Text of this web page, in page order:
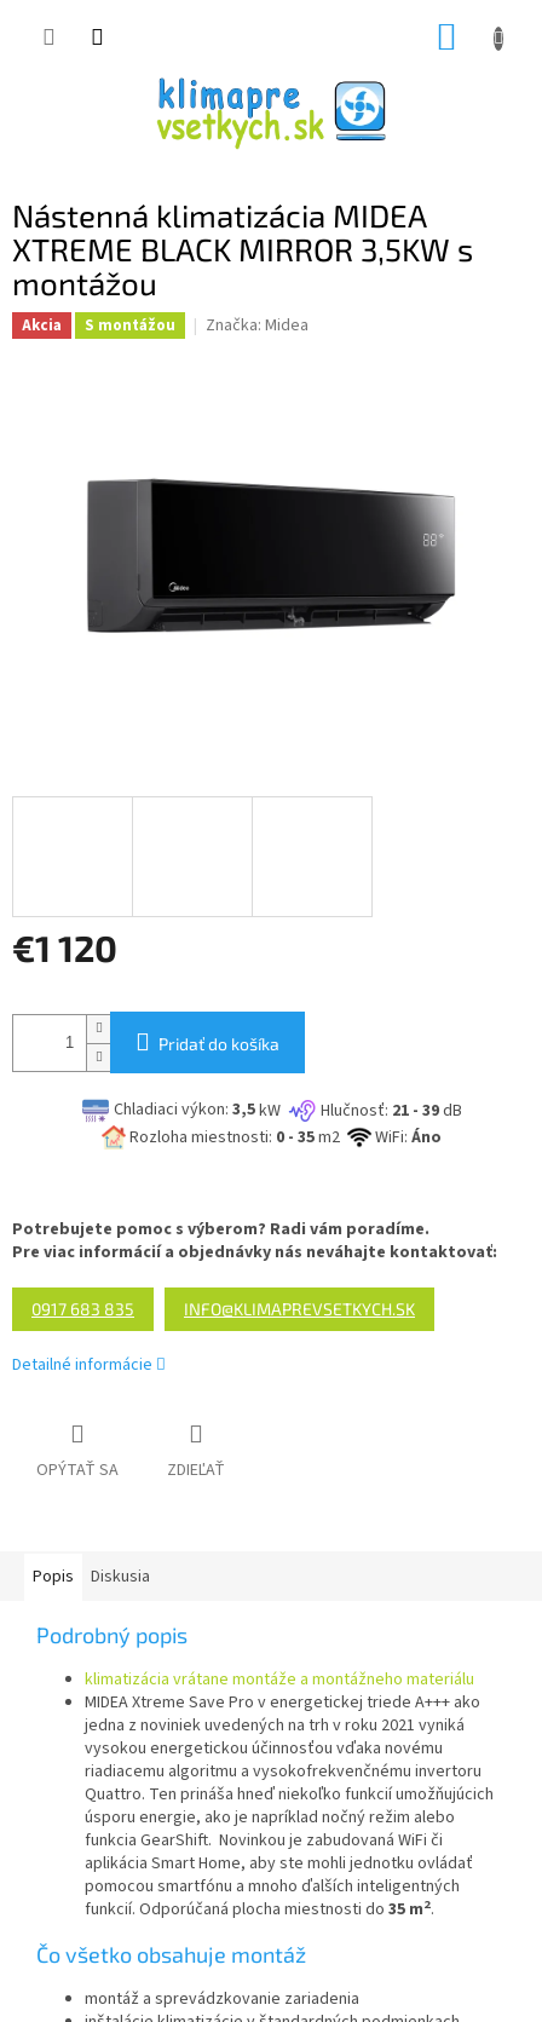
Nástenná klimatizácia MIDEA
XTREME BLACK MIRROR 3,5KW s
montážou
Akcia S montážou Značka: Midea
€1 120
cena:
Pridať do košíka
Chladiaci výkon: 3,5kW Hlučnosť: 21 - 39dB
Rozloha miestnosti: 0 - 35m2 WiFi: Áno
Potrebujete pomoc s výberom? Radi vám poradíme.
Pre viac informácií a objednávky nás neváhajte kontaktovať:
0917 683 835 INFO@KLIMAPREVSETKYCH.SK
Detailné informácie
OPÝTAŤ SA ZDIEĽAŤ
Popis Diskusia
Podrobný popis
klimatizácia vrátane montáže a montážneho materiálu
MIDEA Xtreme Save Pro v energetickej triede A+++ ako
jedna z noviniek uvedených na trh v roku 2021 vyniká
vysokou energetickou účinnosťou vďaka novému
riadiacemu algoritmu a vysokofrekvenčnému invertoru
Quattro. Ten prináša hneď niekoľko funkcií umožňujúcich
úsporu energie, ako je napríklad nočný režim alebo
funkcia GearShift. Novinkou je zabudovaná WiFi či
aplikácia Smart Home, aby ste mohli jednotku ovládať
pomocou smartfónu a mnoho ďalších inteligentných
funkcií. Odporúčaná plocha miestnosti do 35 m2.
Čo všetko obsahuje montáž
montáž a sprevádzkovanie zariadenia